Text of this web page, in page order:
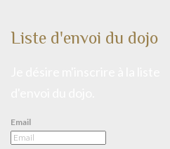
Liste d'envoi du dojo
Email